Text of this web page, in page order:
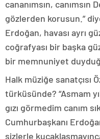
cananımsın, canımsın
gözlerden korusun.”
Erdoğan, havası ayrı
coğrafyası bir başka
bir memnuniyet
Halk müziğe sanatçısı
türküsünde? “Asmam
gızı görmedim canım
Cumhurbaşkanı
sizlerle